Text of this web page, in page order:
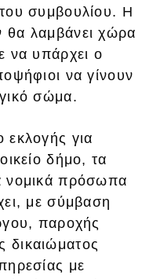
συμβουλίου. Η
θα λαμβάνει χώρα
να υπάρχει ο
να γίνουν
σώμα.
εκλογής για
δήμο, τα
νομικά πρόσωπα
με σύμβαση
παροχής
με